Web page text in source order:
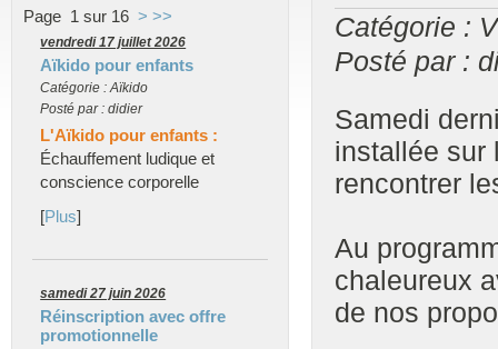
Page 1 sur 16 > >>
vendredi 17 juillet 2026
Aïkido pour enfants
Catégorie : Aïkido
Posté par : didier
L'Aïkido pour enfants :
Échauffement ludique et
conscience corporelle
[Plus]
samedi 27 juin 2026
Réinscription avec offre
promotionnelle
Catégorie :
Posté par :
Samedi
installée sur
rencontrer
Au
chaleureux
de nos